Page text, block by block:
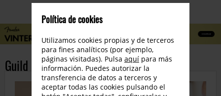
Guild Surfliner review en español
Política de cookies
Utilizamos cookies propias y de terceros
para fines analíticos (por ejemplo,
páginas visitadas). Pulsa aquí para más
información. Puedes autorizar la
transferencia de datos a terceros y
aceptar todas las cookies pulsando el